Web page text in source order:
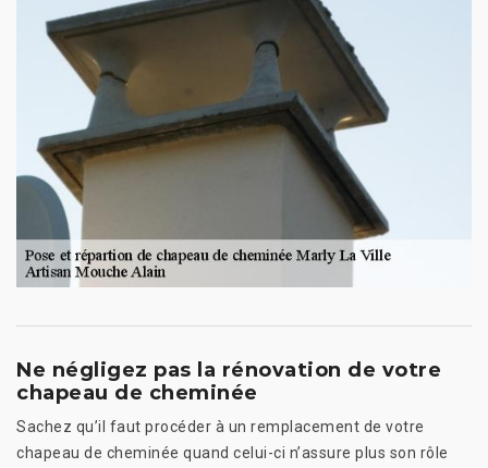
Ne négligez pas la rénovation de votre
chapeau de cheminée
Sachez qu’il faut procéder à un remplacement de votre
chapeau de cheminée quand celui-ci n’assure plus son rôle